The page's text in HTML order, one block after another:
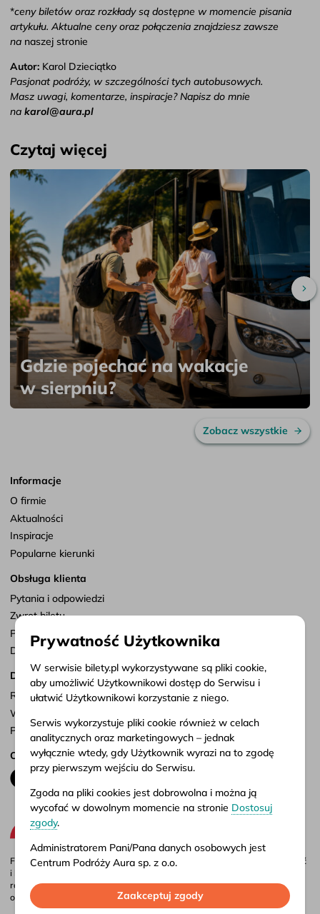
*ceny biletów oraz rozkłady są dostępne w momencie pisania
artykułu. Aktualne ceny oraz połączenia znajdziesz zawsze
na naszej stronie
Autor: Karol Dzieciątko
Pasjonat podróży, w szczególności tych autobusowych.
Masz uwagi, komentarze, inspiracje? Napisz do mnie
na karol@aura.pl
Czytaj więcej
Gdzie pojechać na wakacje
w sierpniu?
Zobacz wszystkie
Informacje
O firmie
Aktualności
Inspiracje
Popularne kierunki
Obsługa klienta
Pytania i odpowiedzi
Zwrot biletu
Punkty sprzedaży
Dostosuj zgody
Dokumenty
Regulamin serwisu
Warunki przewozu
Polityka prywatności
Obserwuj nas
Firma Aura jest administratorem portalu bilety.pl, gdzie możesz porównać
i kupić bilety autokarowe krajowe i międzynarodowe online. Bilety są
również dostępne w naszych biurach stacjonarnych – adresy i godziny
otwarcia znajdziesz w
punktach sprzedaży.
Prywatność Użytkownika
W serwisie bilety.pl wykorzystywane są pliki cookie,
aby umożliwić Użytkownikowi dostęp do Serwisu i
ułatwić Użytkownikowi korzystanie z niego.
Serwis wykorzystuje pliki cookie również w celach
analitycznych oraz marketingowych – jednak
wyłącznie wtedy, gdy Użytkownik wyrazi na to zgodę
przy pierwszym wejściu do Serwisu.
Zgoda na pliki cookies jest dobrowolna i można ją
wycofać w dowolnym momencie na stronie Dostosuj
zgody.
Administratorem Pani/Pana danych osobowych jest
Centrum Podróży Aura sp. z o.o.
Więcej informacji o przetwarzaniu danych osobowych
oraz korzystaniu przez Serwis z plików cookies
Zaakceptuj zgody